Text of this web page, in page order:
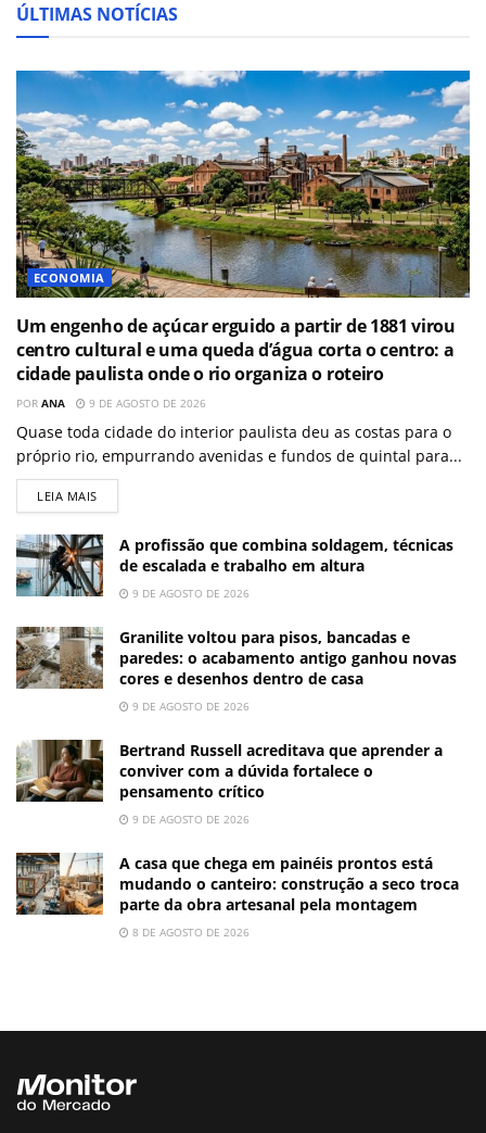
ÚLTIMAS NOTÍCIAS
ECONOMIA
Um engenho de açúcar erguido a partir de 1881 virou
centro cultural e uma queda d’água corta o centro: a
cidade paulista onde o rio organiza o roteiro
POR ANA 9 DE AGOSTO DE 2026
Quase toda cidade do interior paulista deu as costas para o
próprio rio, empurrando avenidas e fundos de quintal para...
LEIA MAIS
A profissão que combina soldagem, técnicas
de escalada e trabalho em altura
9 DE AGOSTO DE 2026
Granilite voltou para pisos, bancadas e
paredes: o acabamento antigo ganhou novas
cores e desenhos dentro de casa
9 DE AGOSTO DE 2026
Bertrand Russell acreditava que aprender a
conviver com a dúvida fortalece o
pensamento crítico
9 DE AGOSTO DE 2026
A casa que chega em painéis prontos está
mudando o canteiro: construção a seco troca
parte da obra artesanal pela montagem
8 DE AGOSTO DE 2026